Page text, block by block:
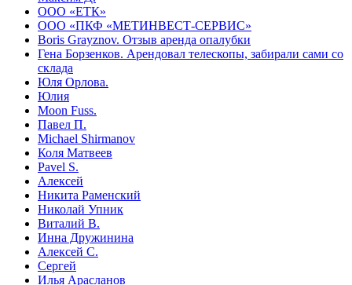
ООО «ЕТК»
ООО «ПКФ «МЕТИНВЕСТ-СЕРВИС»
Boris Grayznov. Отзыв аренда опалубки
Гена Борзенков. Арендовал телескопы, забирали сами со
склада
Юля Орлова.
Юлия
Moon Fuss.
Павел П.
Michael Shirmanov
Коля Матвеев
Pavel S.
Алексей
Никита Раменский
Николай Упник
Виталий В.
Инна Дружинина
Алексей С.
Сергей
Илья Арасланов